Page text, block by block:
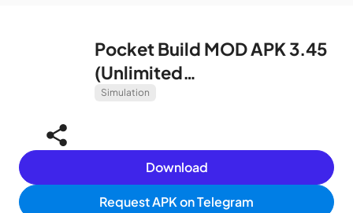
Pocket Build MOD APK 3.45
(Unlimited
Gold/Wood/Food)
Simulation
Download
Request APK on Telegram